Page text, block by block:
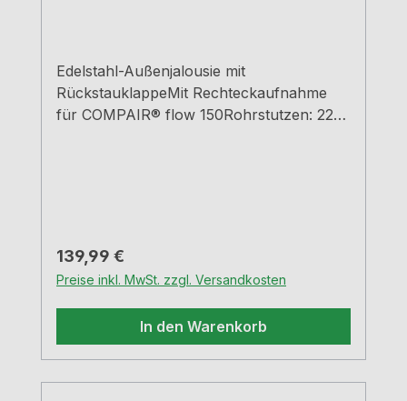
Edelstahl-Außenjalousie mit
RückstauklappeMit Rechteckaufnahme
für COMPAIR® flow 150Rohrstutzen: 227
Regulärer Preis:
139,99 €
Preise inkl. MwSt. zzgl. Versandkosten
In den Warenkorb